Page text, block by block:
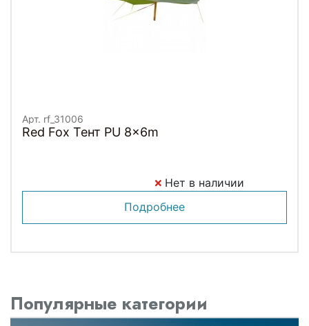
Арт. rf_31006
Red Fox Тент PU 8x6m
Нет в наличии
Подробнее
Популярные категории